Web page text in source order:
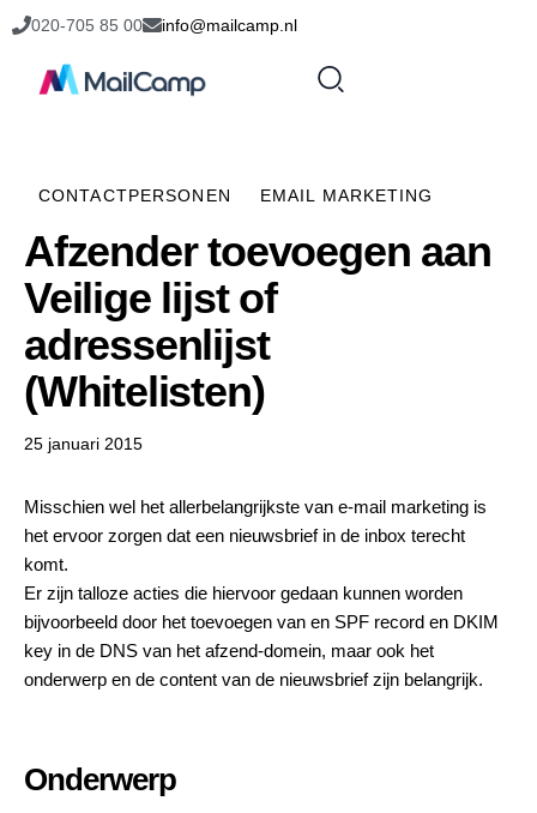
020-705 85 00 info@mailcamp.nl
CONTACTPERSONEN EMAIL MARKETING
Afzender toevoegen aan
Veilige lijst of
adressenlijst
(Whitelisten)
25 januari 2015
Misschien wel het allerbelangrijkste van e-mail marketing is
het ervoor zorgen dat een nieuwsbrief in de inbox terecht
komt.
Er zijn talloze acties die hiervoor gedaan kunnen worden
bijvoorbeeld door het toevoegen van en SPF record en DKIM
key in de DNS van het afzend-domein, maar ook het
onderwerp en de content van de nieuwsbrief zijn belangrijk.
Onderwerp